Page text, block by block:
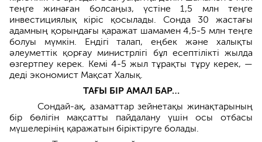
теңге жинаған болсаңыз, үстіне 1,5 млн теңге
инвестициялық кіріс қосылады. Сонда 30 жастағы
адамның қорындағы қаражат шамамен 4,5-5 млн теңге
болуы мүмкін. Ендігі талап, еңбек және халықты
әлеумет­тік қорғау министрлігі бұл есептілікті жылда
өзгертпеу керек. Кемі 4-5 жыл тұрақты тұру керек, —
деді экономист Мақсат Халық.
ТАҒЫ БІР АМАЛ БАР…
Сондай-ақ, азаматтар зейнетақы жинақтарының
бір бөлігін мақсатты пайдалану үшін осы отбасы
мүшеле­рінің қаражатын біріктіруге болады.